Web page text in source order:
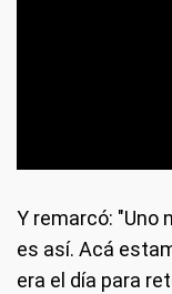
Y remarcó: "Uno
es así. Acá
era el día para